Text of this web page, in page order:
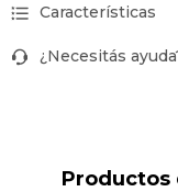
Características
¿Necesitás
Productos